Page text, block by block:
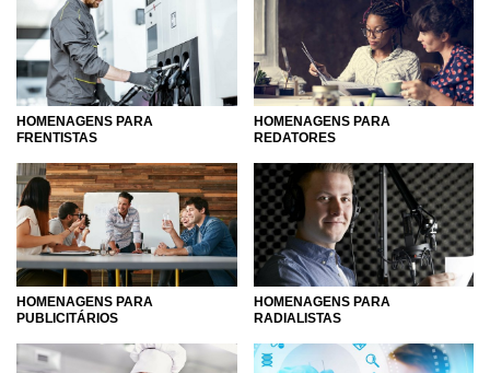
HOMENAGENS PARA
FRENTISTAS
HOMENAGENS PARA
REDATORES
HOMENAGENS PARA
PUBLICITÁRIOS
HOMENAGENS PARA
RADIALISTAS